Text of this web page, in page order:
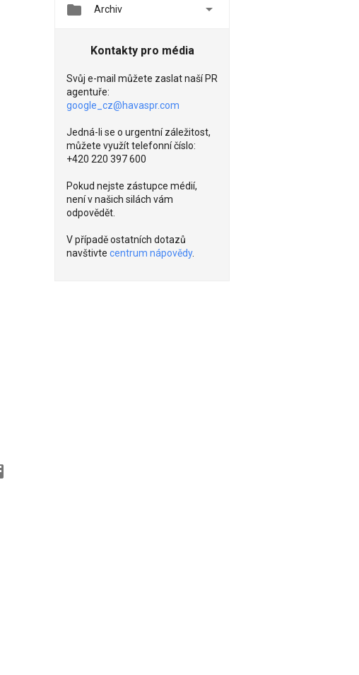
 Archiv 
Kontakty pro média
Svůj e-mail můžete zaslat naší PR
agentuře:
google_cz@havaspr.com
Jedná-li se o urgentní záležitost,
můžete využít telefonní číslo:
+420 220 397 600
Pokud nejste zástupce médií,
není v našich silách vám
odpovědět.
V případě ostatních dotazů
navštivte centrum nápovědy.